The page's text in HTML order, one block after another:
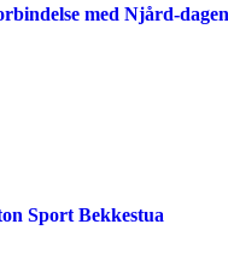
med Njård-dagen
Sport Bekkestua